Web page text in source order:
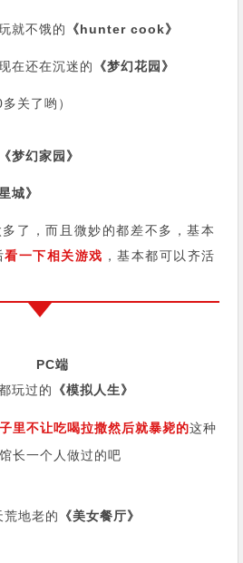
就不饿的 《hunter cook》
在还在沉迷的 《梦幻花园》
关了哟）
《梦幻家园》
城》
了，而且微妙的都差不多，基本
看一下相关游戏 ，基本都可以齐活
PC端
玩过的
《模拟人生》
里不让吃喝拉撒然后就暴毙的这种
长一个人做过的吧
荒地老的 《美女餐厅》